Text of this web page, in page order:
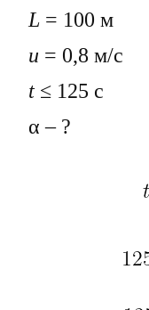
L = 100 м
u = 0,8 м/с
t ≤ 125 c
α – ?